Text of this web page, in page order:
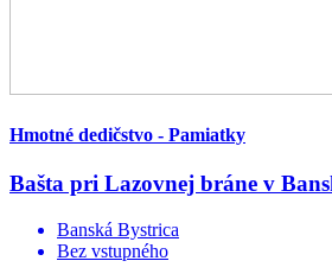
Hmotné dedičstvo - Pamiatky
Bašta pri Lazovnej bráne v
Banská Bystrica
Bez vstupného